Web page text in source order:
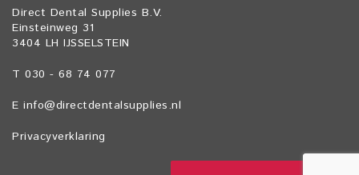
Direct Dental Supplies B.V.
Einsteinweg 31
3404 LH IJSSELSTEIN
T 030 - 68 74 077
E info@directdentalsupplies.nl
Privacyverklaring